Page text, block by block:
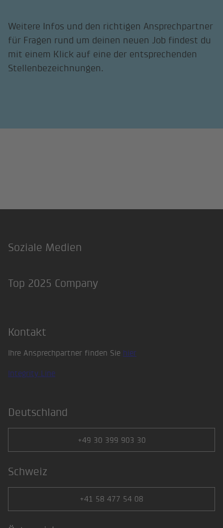
Weitere Infos und den richtigen Ansprechpartner
für Fragen rund um deinen neuen Job findest du
mit einem Klick auf eine der entsprechenden
Stellenbezeichnungen.
Footer
Soziale Medien
LinkedIn
Xing
Top 2025 Company
Kontakt
Ihre Ansprechpartner finden Sie hier
Integrity Line
Deutschland
+49 30 399 903 30
Schweiz
+41 58 477 54 08